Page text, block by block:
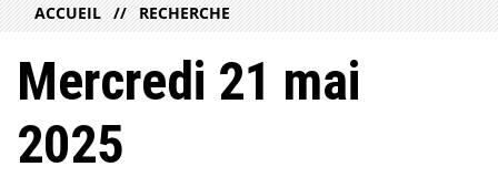
ACCUEIL RECHERCHE
Mercredi 21 mai
2025